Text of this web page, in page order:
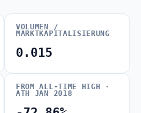
VOLUMEN /
MARKTKAPITALISIERUNG
0.015
FROM ALL-TIME HIGH ·
ATH JAN 2018